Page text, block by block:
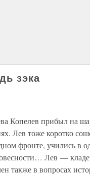
зэка
Копелев прибыл
Лев тоже коротко
фронте, учились в
Лев —
также в вопросах